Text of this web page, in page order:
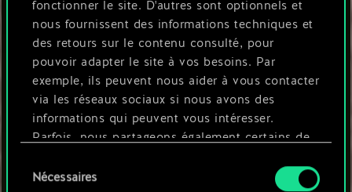
fonctionner le site. D'autres sont optionnels et
nous fournissent des informations techniques et
des retours sur le contenu consulté, pour
pouvoir adapter le site à vos besoins. Par
exemple, ils peuvent nous aider à vous contacter
via les réseaux sociaux si nous avons des
informations qui peuvent vous intéresser.
Parfois, nous partageons également certains de
ces cookies optionnels ne seront appliqués
duNécessaires